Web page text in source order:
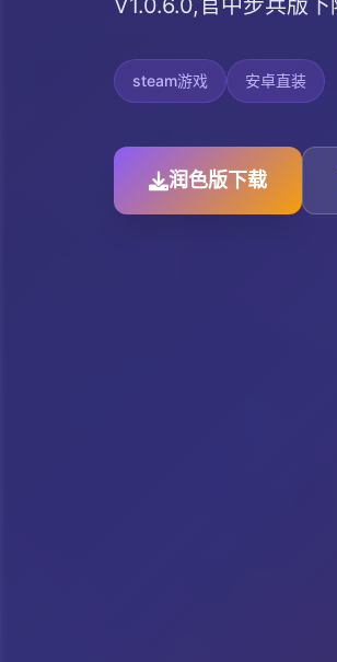
V1.0.6.0,官中步兵版下
steam游戏 安卓直装
润色版下载